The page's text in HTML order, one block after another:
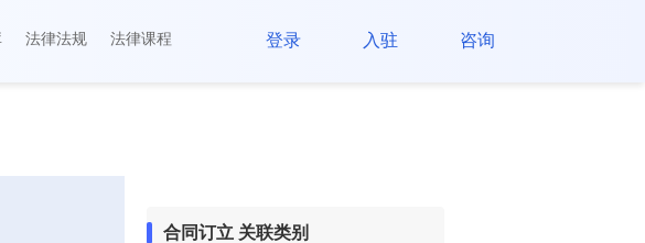
法律法规 法律课程 登录 入驻 咨询
合同订立 关联类别